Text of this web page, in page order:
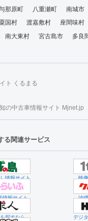
那原町 八重瀬町 南城市
国村 渡嘉敷村 座間味村
南大東村 宮古島市 多良
ト くるまる
の中古車情報サイト Mjnet.jp
る関連サービス
情報サイト 映
情報サイト 沖
探すなら デジ